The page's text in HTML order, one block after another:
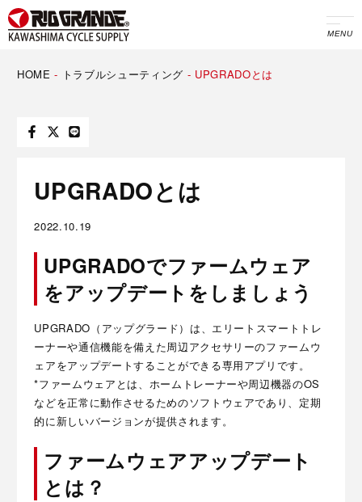
MENU
HOME - トラブルシューティング - UPGRADOとは
UPGRADOとは
2022.10.19
UPGRADOでファームウェア
をアップデートをしましょう
UPGRADO（アップグラード）は、エリートスマートトレ
ーナーや通信機能を備えた周辺アクセサリーのファームウ
ェアをアップデートすることができる専用アプリです。
*ファームウェアとは、ホームトレーナーや周辺機器のOS
などを正常に動作させるためのソフトウェアであり、定期
的に新しいバージョンが提供されます。
ファームウェアアップデート
とは？